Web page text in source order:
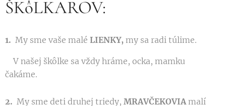
ŠKôLKAROV:
1. My sme vaše malé LIENKY, my sa radi túlime.
V našej škôlke sa vždy hráme, ocka, mamku
čakáme.
2. My sme deti druhej triedy, MRAVČEKOVIA malí